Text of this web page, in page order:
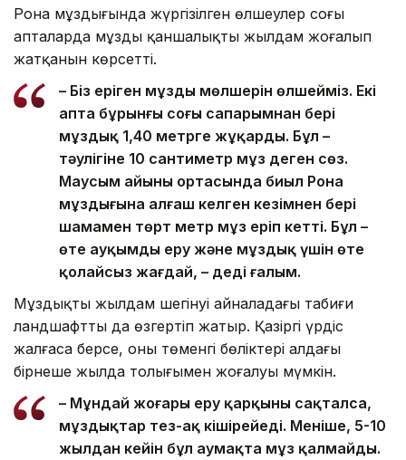
Рона мұздығында жүргізілген өлшеулер соңғы
апталарда мұздың қаншалықты жылдам жоғалып
жатқанын көрсетті.
– Біз еріген мұздың мөлшерін өлшейміз. Екі
апта бұрынғы соңғы сапарымнан бері
мұздық 1,40 метрге жұқарды. Бұл –
тәулігіне 10 сантиметр мұз деген сөз.
Маусым айының ортасында биыл Рона
мұздығына алғаш келген кезімнен бері
шамамен төрт метр мұз еріп кетті. Бұл –
өте ауқымды еру және мұздық үшін өте
қолайсыз жағдай, – деді ғалым.
Мұздықтың жылдам шегінуі айналадағы табиғи
ландшафтты да өзгертіп жатыр. Қазіргі үрдіс
жалғаса берсе, оның төменгі бөліктері алдағы
бірнеше жылда толығымен жоғалуы мүмкін.
– Мұндай жоғары еру қарқыны сақталса,
мұздықтар тез-ақ кішірейеді. Меніңше, 5-10
жылдан кейін бұл аумақта мұз қалмайды.